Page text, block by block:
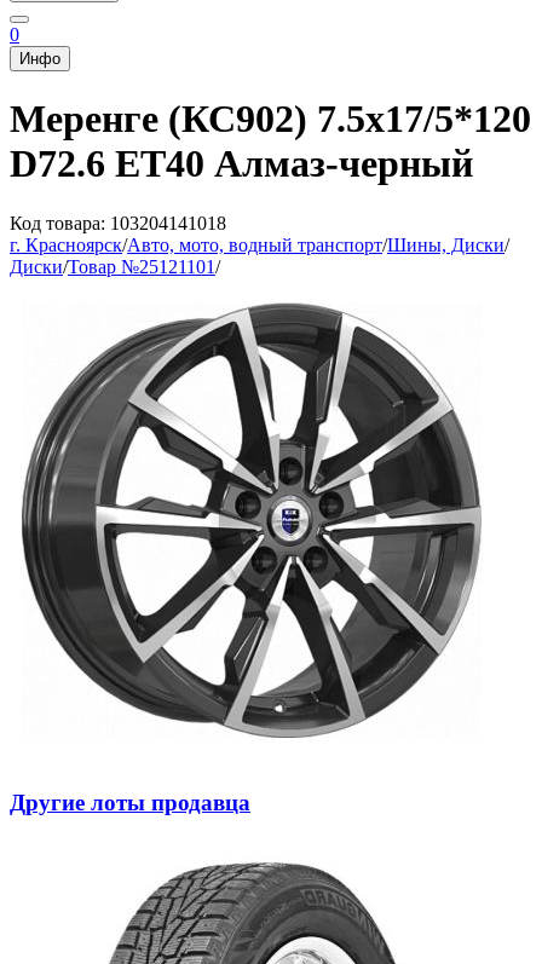
0
Инфо
Меренге (КС902) 7.5x17/5*120
D72.6 ET40 Алмаз-черный
Код товара: 103204141018
г. Красноярск/Авто, мото, водный транспорт/Шины, Диски/
Диски/Товар №25121101/
Другие лоты продавца